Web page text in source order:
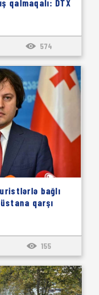
qalmaqalı: DTX
574
bağlı
qarşı
155